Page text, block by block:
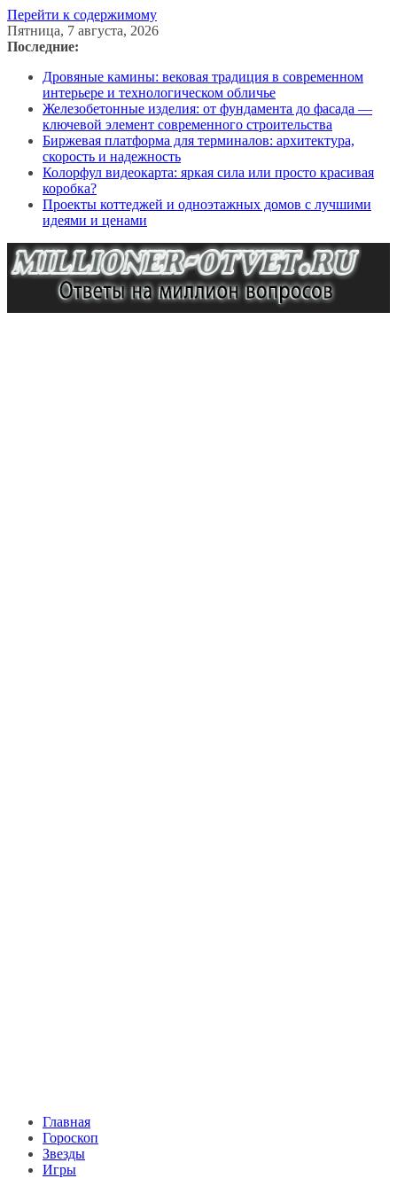
Перейти к содержимому
Пятница, 7 августа, 2026
Последние:
Дровяные камины: вековая традиция в современном
интерьере и технологическом обличье
Железобетонные изделия: от фундамента до фасада —
ключевой элемент современного строительства
Биржевая платформа для терминалов: архитектура,
скорость и надежность
Колорфул видеокарта: яркая сила или просто красивая
коробка?
Проекты коттеджей и одноэтажных домов с лучшими
идеями и ценами
Главная
Гороскоп
Звезды
Игры